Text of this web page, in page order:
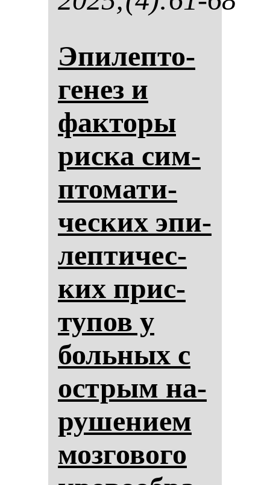
Эпи­леп­то­
ге­нез и
фак­то­ры
рис­ка сим­
пто­ма­ти­
чес­ких эпи­
леп­ти­чес­
ких прис­
ту­пов у
боль­ных с
ос­трым на­
ру­ше­ни­ем
моз­го­во­го